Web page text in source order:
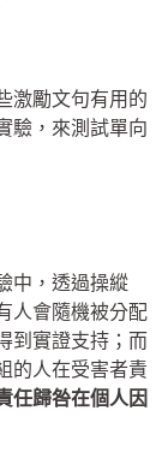
激勵文句有用的
驗，來測試單向
中，透過操縱
人會隨機被分配
到實證支持；而
的人在受害者責
任歸咎在個人因